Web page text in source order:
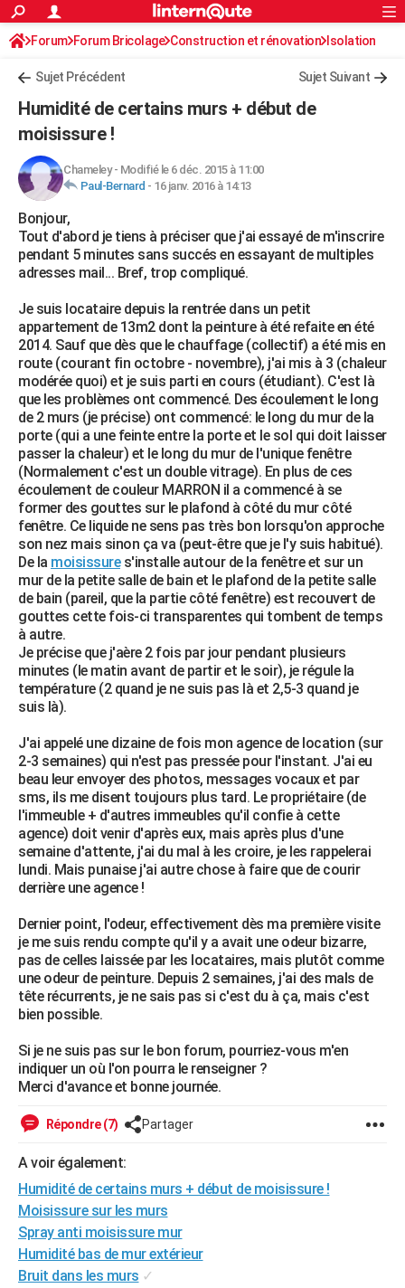
ACTUALITÉS
Politique
Société
Faits Divers
Education
Monde
Villes
+
Programme TV
Streaming
Cinéma
Sorties cinéma
Musique
FINANCE
Retraite
Impôts
Epargne
Immobilier
Risques naturels par ville
Banque
Assurance
Crédit
AUTO
Essais
Réserver un essai
Citadines
Berlines
SUV
Forum auto
HIGH-TECH
Mobiles
Meilleur smartphone
Internet
Ordinateurs
Jeux vidéo
Guide high-tech
BRICOLAGE
Forum
Aménagement intérieur
Extérieur
Cuisine
Salle de bains
Jardinage
Rangement
WEEK-END
Guides de France
Escapades
Patrimoine
Expositions
Musées
Week-end nature
+LIFESTYLE
Art de vivre
Bien-être
Loisirs
Mode
Modes de vie
SANTE
Alimentation
Guide de la santé
Maladies
Médicaments
Sommeil
VOYAGE
Destinations
City break
Voyage nature
Voyage de noces
Forum
Climat
+PHOTO
GUIDES D'ACHAT
BONS PLANS
CARTE DE VOEUX
Carte de Noël
Carte Bonne année
Carte Saint-Valentin
Carte Pâques
Carte d'anniversaire
DICTIONNAIRE
Dictionnaire
Biographies
Citations
Expressions
Proverbes
PROGRAMME TV
COPAINS D'AVANT
S'inscrire
Se connecter
Lycées
Collèges
Primaires
Universités
Entreprises
Service militaire
Avis de recherche
AVIS DE DÉCÈS
Bricolage
Lifestyle
Culture
Sport
Auto
Television
Voyage
Cinema
Rechercher
S'inscrire
Connexion
Forum Forum Bricolage Construction et rénovation Isolation
Sujet Précédent Sujet Suivant
Humidité de certains murs + début de
moisissure !
Chameley- Modifié le 6 déc. 2015 à 11:00
Paul-Bernard - 16 janv. 2016 à 14:13
Bonjour,
Tout d'abord je tiens à préciser que j'ai essayé de m'inscrire
pendant 5 minutes sans succés en essayant de multiples
adresses mail... Bref, trop compliqué.
Je suis locataire depuis la rentrée dans un petit
appartement de 13m2 dont la peinture à été refaite en été
2014. Sauf que dès que le chauffage (collectif) a été mis en
route (courant fin octobre - novembre), j'ai mis à 3 (chaleur
modérée quoi) et je suis parti en cours (étudiant). C'est là
que les problèmes ont commencé. Des écoulement le long
de 2 murs (je précise) ont commencé: le long du mur de la
porte (qui a une feinte entre la porte et le sol qui doit laisser
passer la chaleur) et le long du mur de l'unique fenêtre
(Normalement c'est un double vitrage). En plus de ces
écoulement de couleur MARRON il a commencé à se
former des gouttes sur le plafond à côté du mur côté
fenêtre. Ce liquide ne sens pas très bon lorsqu'on approche
son nez mais sinon ça va (peut-être que je l'y suis habitué).
De la moisissures'installe autour de la fenêtre et sur un
mur de la petite salle de bain et le plafond de la petite salle
de bain (pareil, que la partie côté fenêtre) est recouvert de
gouttes cette fois-ci transparentes qui tombent de temps
à autre.
Je précise que j'aère 2 fois par jour pendant plusieurs
minutes (le matin avant de partir et le soir), je régule la
température (2 quand je ne suis pas là et 2,5-3 quand je
suis là).
J'ai appelé une dizaine de fois mon agence de location (sur
2-3 semaines) qui n'est pas pressée pour l'instant. J'ai eu
beau leur envoyer des photos, messages vocaux et par
sms, ils me disent toujours plus tard. Le propriétaire (de
l'immeuble + d'autres immeubles qu'il confie à cette
agence) doit venir d'après eux, mais après plus d'une
semaine d'attente, j'ai du mal à les croire, je les rappelerai
lundi. Mais punaise j'ai autre chose à faire que de courir
derrière une agence !
Dernier point, l'odeur, effectivement dès ma première visite
je me suis rendu compte qu'il y a avait une odeur bizarre,
pas de celles laissée par les locataires, mais plutôt comme
une odeur de peinture. Depuis 2 semaines, j'ai des mals de
tête récurrents, je ne sais pas si c'est du à ça, mais c'est
bien possible.
Si je ne suis pas sur le bon forum, pourriez-vous m'en
indiquer un où l'on pourra le renseigner ?
Merci d'avance et bonne journée.
Répondre (7) Partager
A voir également:
Humidité de certains murs + début de moisissure !
Moisissure sur les murs
Spray anti moisissure mur
Humidité bas de mur extérieur
Bruit dans les murs ✓